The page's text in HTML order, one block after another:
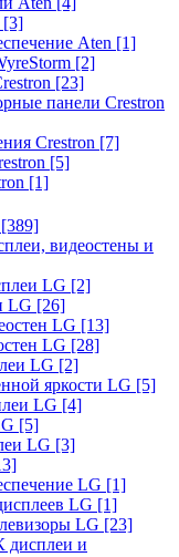
[3]
Aten [1]
[2]
[23]
панели Crestron
Crestron [7]
[5]
[1]
[389]
видеостены и
LG [2]
LG [26]
LG [13]
LG [28]
LG [2]
яркости LG [5]
LG [4]
[5]
LG [3]
LG [1]
LG [1]
LG [23]
дисплеи и